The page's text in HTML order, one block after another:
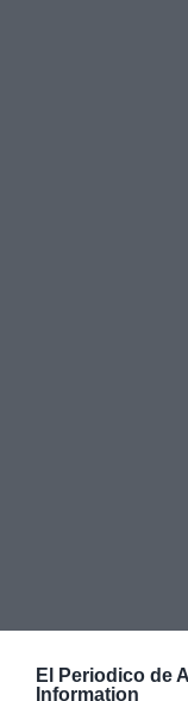
El Periodico de
Information
La claridad en los